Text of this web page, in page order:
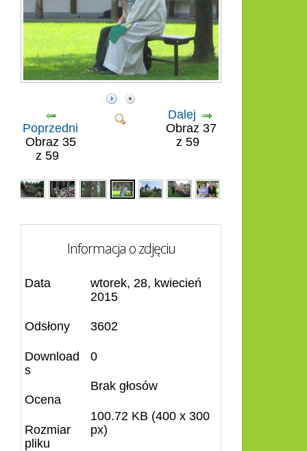
Poprzedni
Obraz 35
z 59
Dalej
Obraz 37
z 59
Informacja o zdjęciu
Data
wtorek, 28, kwiecień
2015
Odsłony 3602
Download
s
0
Ocena
Brak głosów
Rozmiar
pliku
100.72 KB (400 x 300
px)